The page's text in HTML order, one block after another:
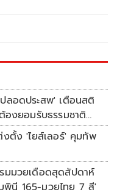
ลอดประสพ' เตือนสติ
องยอมรับธรรมชาติ
งตั้ง 'ไยส์เลอร์' คุมทัพ
มมวยเดือดสุดสัปดาห์
พินี 165-มวยไทย 7 สี'